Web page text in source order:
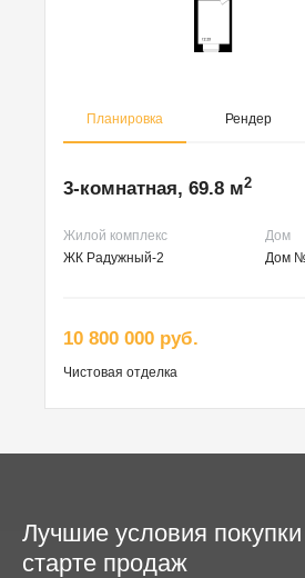
Планировка Рендер
3-комнатная, 69.8 м2
Жилой комплекс Дом
ЖК Радужный-2
Дом
10 800 000 руб.
Чистовая отделка
Лучшие условия
старте продаж